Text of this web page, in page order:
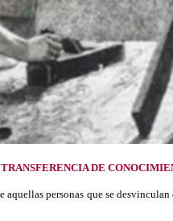
DE
personas que se